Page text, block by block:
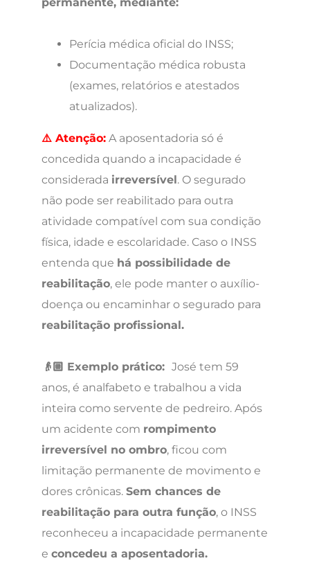
Perícia médica oficial do INSS;
Documentação médica robusta
(exames, relatórios e atestados
atualizados).
⚠️ Atenção: A aposentadoria só é
concedida quando a incapacidade é
considerada irreversível. O segurado
não pode ser reabilitado para outra
atividade compatível com sua condição
física, idade e escolaridade. Caso o INSS
entenda que há possibilidade de
reabilitação, ele pode manter o auxílio-
doença ou encaminhar o segurado para
reabilitação profissional.
👴🏼 Exemplo prático: José tem 59
anos, é analfabeto e trabalhou a vida
inteira como servente de pedreiro. Após
um acidente com rompimento
irreversível no ombro, ficou com
limitação permanente de movimento e
dores crônicas. Sem chances de
reabilitação para outra função, o INSS
reconheceu a incapacidade permanente
e concedeu a aposentadoria.